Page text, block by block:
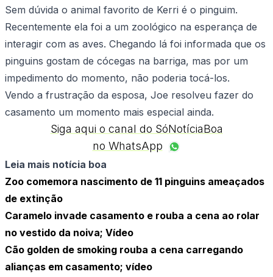
Sem dúvida o animal favorito de Kerri é o pinguim.
Recentemente ela foi a um zoológico na esperança de
interagir com as aves. Chegando lá foi informada que os
pinguins gostam de cócegas na barriga, mas por um
impedimento do momento, não poderia tocá-los.
Vendo a frustração da esposa, Joe resolveu fazer do
casamento um momento mais especial ainda.
Siga aqui o canal do SóNotíciaBoa
no WhatsApp
Leia mais notícia boa
Zoo comemora nascimento de 11 pinguins ameaçados
de extinção
Caramelo invade casamento e rouba a cena ao rolar
no vestido da noiva; Vídeo
Cão golden de smoking rouba a cena carregando
alianças em casamento; vídeo